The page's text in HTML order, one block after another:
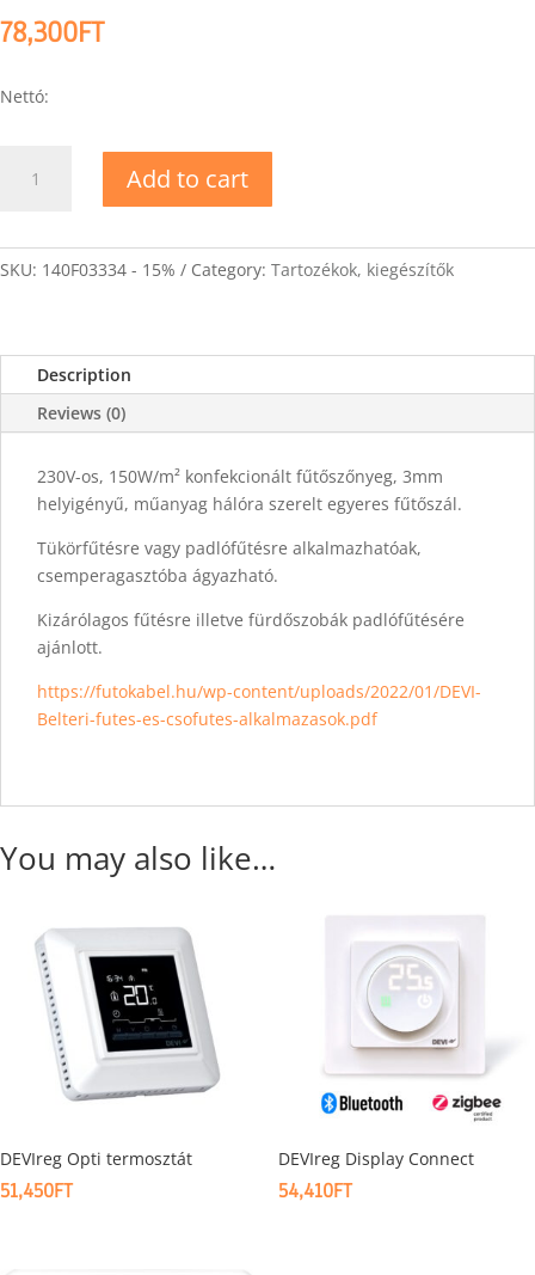
78,300FT
Nettó:
quantity
Add to cart
SKU: 140F03334 - 15% Category: Tartozékok, kiegészítők
Description
Reviews (0)
230V-os, 150W/m² konfekcionált fűtőszőnyeg, 3mm
helyigényű, műanyag hálóra szerelt egyeres fűtőszál.
Tükörfűtésre vagy padlófűtésre alkalmazhatóak,
csemperagasztóba ágyazható.
Kizárólagos fűtésre illetve fürdőszobák padlófűtésére
ajánlott.
https://futokabel.hu/wp-content/uploads/2022/01/DEVI-
Belteri-futes-es-csofutes-alkalmazasok.pdf
You may also like…
DEVIreg Opti termosztát
51,450FT
DEVIreg Display Connect
54,410FT